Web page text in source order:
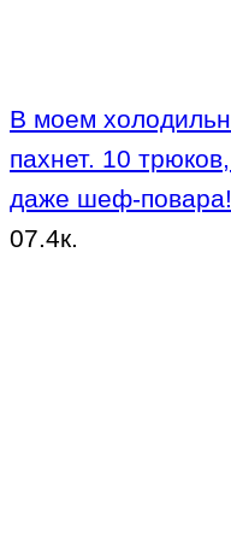
В моем
пахнет. 10
даже шеф-повара!
07.4к.